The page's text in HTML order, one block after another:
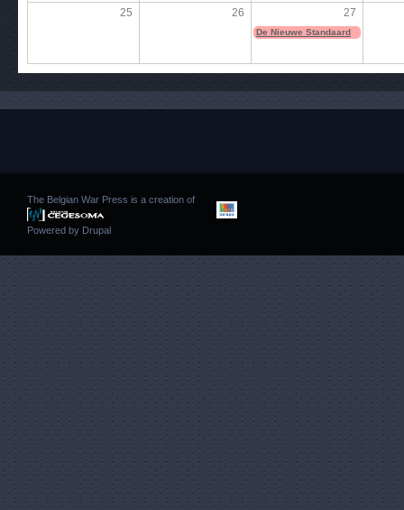
25 26 27
De Nieuwe Standaard
The Belgian War Press is a creation of
Powered by Drupal